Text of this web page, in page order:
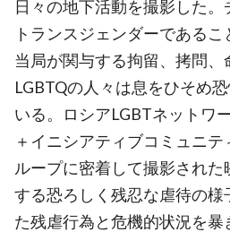
日々の地下活動を撮影した
トランスジェンダーであるこ
当局が関与する拘留、拷問、
LGBTQの人々は息をひそめ
いる。ロシアLGBTネットワ
＋イニシアティブコミュニ
ループに密着して撮影され
する恐ろしく残忍な虐待の様
た残虐行為と危機的状況を暴